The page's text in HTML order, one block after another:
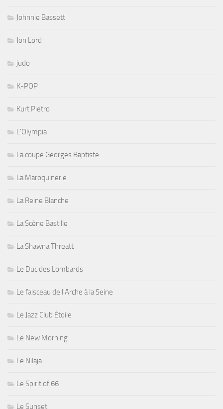
Johnnie Bassett
Jon Lord
judo
K-POP
Kurt Pietro
L'Olympia
La coupe Georges Baptiste
La Maroquinerie
La Reine Blanche
La Scène Bastille
La Shawna Threatt
Le Duc des Lombards
Le faisceau de l'Arche à la Seine
Le Jazz Club Étoile
Le New Morning
Le Nilaja
Le Spirit of 66
Le Sunset